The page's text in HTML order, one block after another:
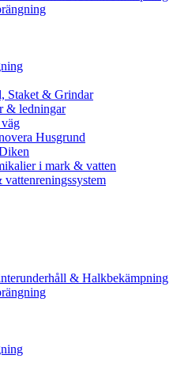
Staket & Grindar
& ledningar
Husgrund
i mark & vatten
& Halkbekämpning